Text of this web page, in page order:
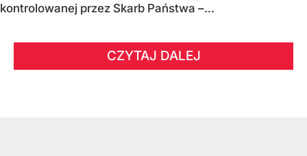
kontrolowanej przez Skarb Państwa –...
CZYTAJ DALEJ